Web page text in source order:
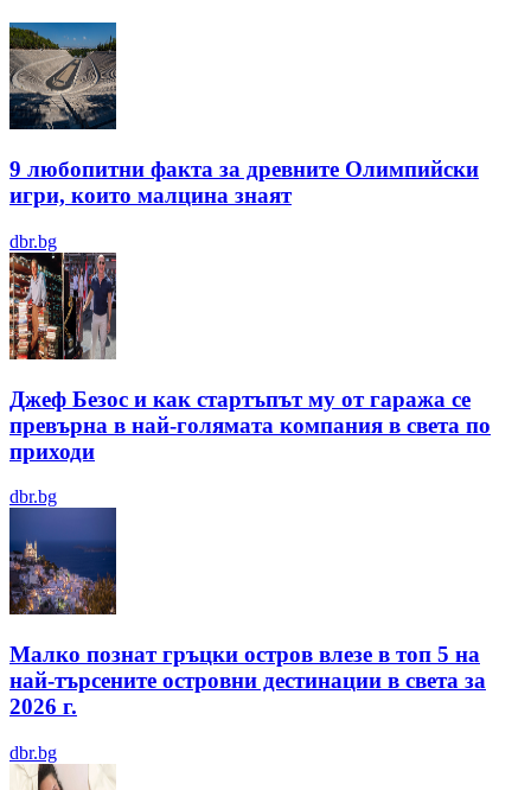
9 любопитни факта за древните Олимпийски
игри, които малцина знаят
dbr.bg
Джеф Безос и как стартъпът му от гаража се
превърна в най-голямата компания в света по
приходи
dbr.bg
Малко познат гръцки остров влезе в топ 5 на
най-търсените островни дестинации в света за
2026 г.
dbr.bg